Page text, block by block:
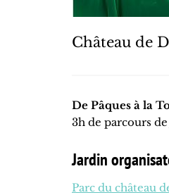
Château de
De Pâques à la
3h de parcours
Jardin
Parc du château